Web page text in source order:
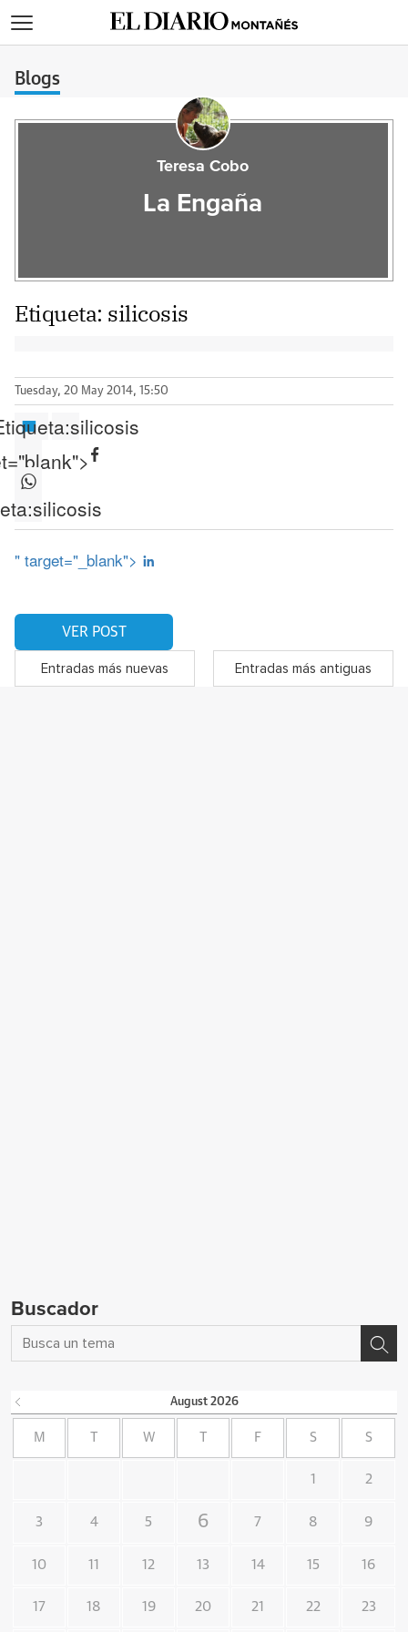
Blogs
Teresa Cobo
La Engaña
Etiqueta: silicosis
Tuesday, 20 May 2014, 15:50
silicosis
silicosis
" target="_blank">
VER POST
Entradas más nuevas Entradas más antiguas
Buscador
August 2026
M W F S S
1 2
3 4 5 6 7 8 9
10 11 12 13 14 15 16
17 18 19 20 21 22 23